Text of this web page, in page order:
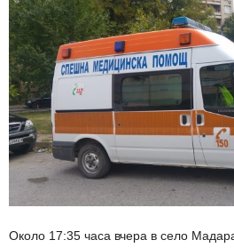
Около 17:35 часа вчера в село